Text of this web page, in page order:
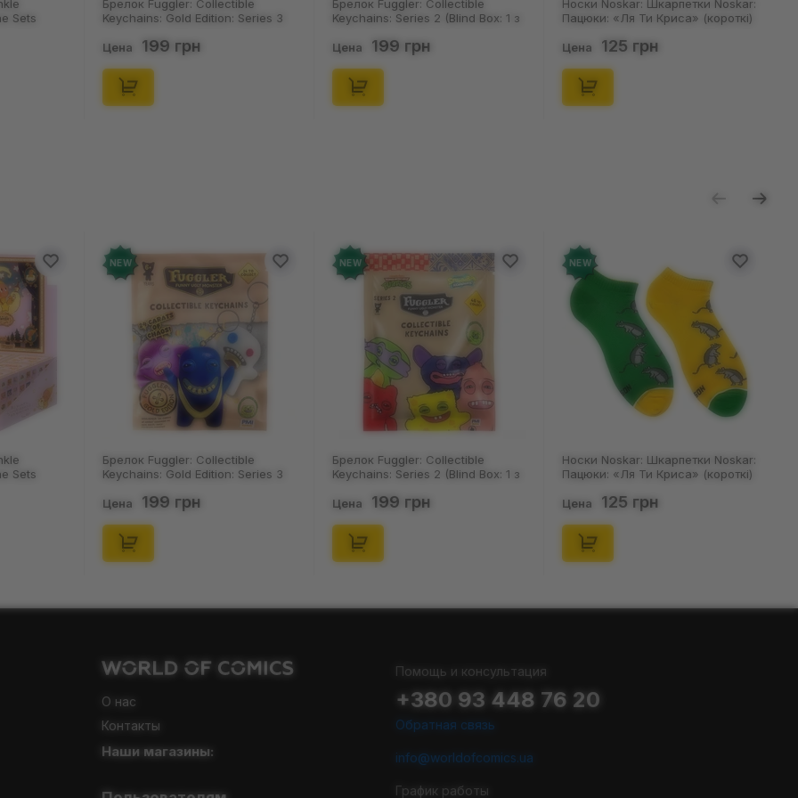
Series 3
Брелок Fuggler: Collectible
Keychains: Series 2 (Blind Box: 1 з
Цена 199 грн
Носки Noskar: Шкарпетки Noskar:
Пацюки: «Ля Ти Криса» (короткі)
Цена 125 грн
Шкарпетки Noskar: Шкарпетки
Noskar: Пацюки: «Ля Ти Криса»
Цена 125 грн
Collectible
Edition: Series 3
Брелок Fuggler: Collectible
Keychains: Series 2 (Blind Box: 1 з
Цена
Носки Noskar: Шкарпетки Noskar:
Пацюки: «Ля Ти Криса» (короткі)
Цена
Шкарпетки Noskar:
Noskar: Пацюки: «Ля Ти
Цена
О нас
Контакты
Наши магазины:
Помощь и консультация
+380 93 448 76 20
Обратная связь
info@worldofcomics.ua
График работы